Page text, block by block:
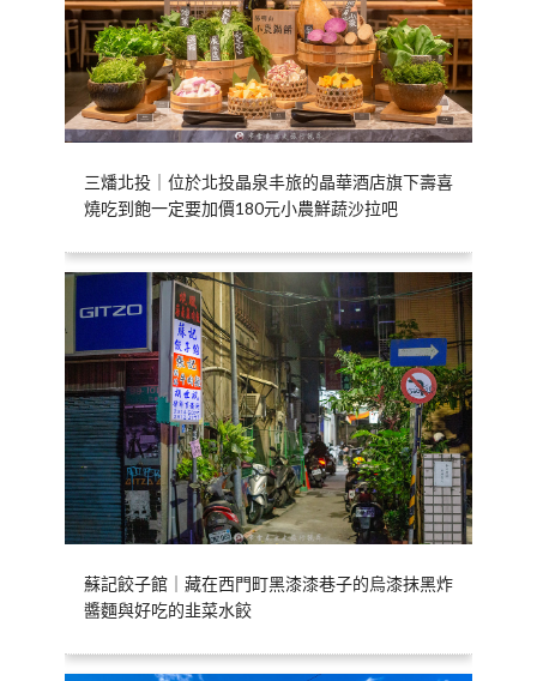
三燔北投｜位於北投晶泉丰旅的晶華酒店旗下壽喜
燒吃到飽一定要加價180元小農鮮蔬沙拉吧
蘇記餃子館｜藏在西門町黑漆漆巷子的烏漆抹黑炸
醬麵與好吃的韭菜水餃